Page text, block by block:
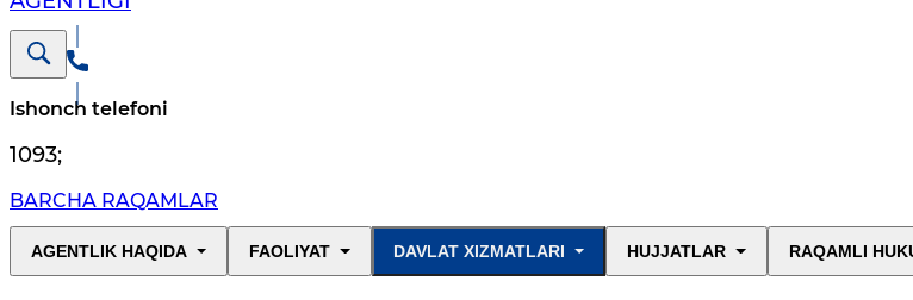
Ishonch telefoni
1093;
BARCHA RAQAMLAR
AGENTLIK HAQIDA FAOLIYAT DAVLAT XIZMATLARI HUJJATLAR RAQAMLI